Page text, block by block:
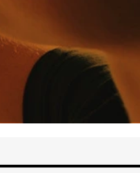
vvs-ingenjör på
Karlskrona. Han
från EMG
han var regionchef
Blekinge/